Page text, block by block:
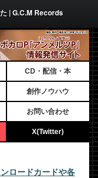
| G.C.M Records
CD・配信・本
創作ノウハウ
お問い合わせ
X(Twitter)
ロードカードや各